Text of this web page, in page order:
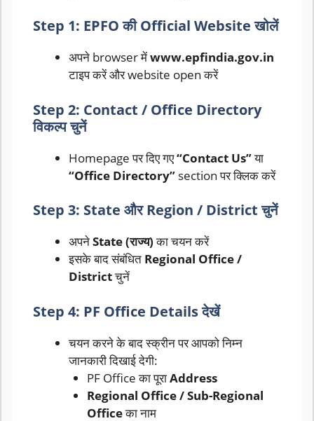
Step 1: EPFO की Official Website खोलें
अपने browser मेंwww.epfindia.gov.in
टाइप करें और website open करें
Step 2: Contact / Office Directory
विकल्प चुनें
Homepage पर दिए गए“Contact Us”या
“Office Directory” section पर क्लिक करें
Step 3: State और Region / District चुनें
अपनेState (राज्य)का चयन करें
इसके बाद संबंधित Regional Office /
Districtचुनें
Step 4: PF Office Details देखें
चयन करने के बाद स्क्रीन पर आपको निम्न
जानकारी दिखाई देगी:
PF Office का पूराAddress
Regional Office / Sub-Regional
Officeका नाम